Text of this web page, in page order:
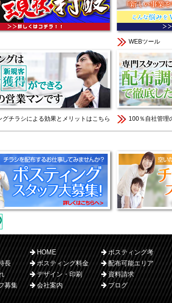
WEBツール
グチラシによる効果とメリットはこちら 100％自社管理
HOME
ポスティング考
長
ポスティング料金
配布可能エリア
デザイン・印刷
資料請求
募集
会社案内 ブログ